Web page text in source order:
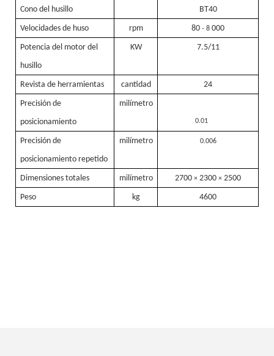
Cono del husillo BT40
Velocidades de huso rpm 80 - 8 000
Potencia del motor del
husillo
KW 7.5/11
Revista de herramientas cantidad 24
Precisión de
posicionamiento
milímetro
0.01
Precisión de
posicionamiento repetido
milímetro 0.006
Dimensiones totales milímetro 2700 × 2300 × 2500
Peso kg 4600